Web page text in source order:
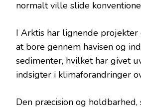
normalt ville slide
I Arktis har lignende
at bore gennem havisen og
sedimenter, hvilket har givet
indsigter i klimaforandringer
Den præcision og holdbarhed,